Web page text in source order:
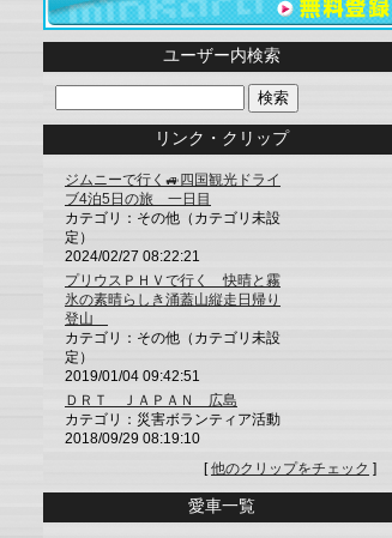
ユーザー内検索
リンク・クリップ
ジムニーで行く🚙四国観光ドライ
ブ4泊5日の旅 一日目
カテゴリ：その他（カテゴリ未設
定）
2024/02/27 08:22:21
プリウスＰＨＶで行く 快晴と霧
氷の素晴らしき涌蓋山縦走日帰り
登山
カテゴリ：その他（カテゴリ未設
定）
2019/01/04 09:42:51
ＤＲＴ ＪＡＰＡＮ 広島
カテゴリ：災害ボランティア活動
2018/09/29 08:19:10
[他のクリップをチェック ]
愛車一覧